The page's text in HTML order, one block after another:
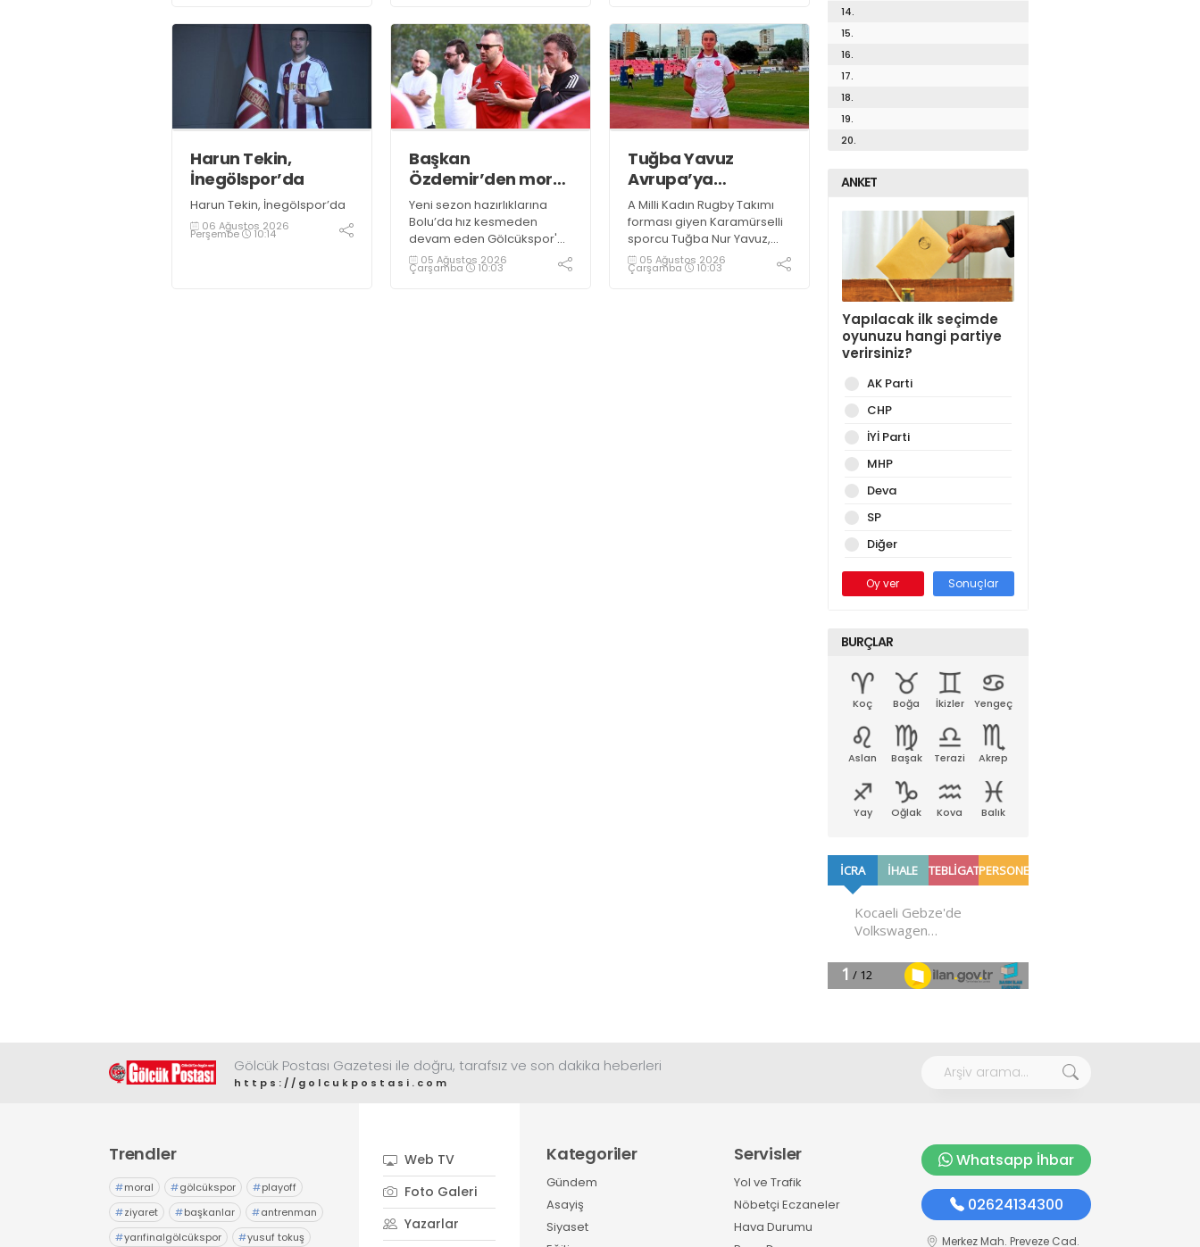
bulundu. Genç oyuncuların
gelişimine dikkat çeken
İshakoğlu, hedeflerinin
sadece sonuç almak değil,
Türk futboluna örnek
sporcular kazandırmak
olduğunu söyledi
maçında karşılaştı. Yaklaşık
100 genç futbolcunun ter
döktüğü maçların ardından
sporculara Kandıra'nın
yöresel lezzeti mancarlı
pide ve karpuz ikram edildi
Harun Tekin,
İnegölspor’da
Harun Tekin, İnegölspor’da
06 Ağustos 2026
Perşembe 10:14
Başkan
Özdemir’den moral
ziyareti
Yeni sezon hazırlıklarına
Bolu’da hız kesmeden
devam eden Gölcükspor'a,
Kulüp Başkanı Kadir
Özdemir ve Başkan
05 Ağustos 2026
Çarşamba 10:03
Tuğba Yavuz
Avrupa’ya
hazırlanıyor
A Milli Kadın Rugby Takımı
forması giyen Karamürselli
sporcu Tuğba Nur Yavuz,
Hamburg ve Split'teki
Championship Serisi’nde
05 Ağustos 2026
Çarşamba 10:03
14.
15.
16.
17.
18.
19.
20.
ANKET
Yapılacak ilk seçimde
oyunuzu hangi partiye
verirsiniz?
AK Parti
CHP
İYİ Parti
MHP
Deva
SP
Diğer
Oy ver Sonuçlar
BURÇLAR
Koç Boğa İkizler Yengeç
Aslan Başak Terazi Akrep
Yay Oğlak Kova Balık
Gölcük Postası Gazetesi ile doğru, tarafsız ve son dakika heberleri
https://golcukpostasi.com
Trendler
#moral #gölcükspor #playoff
#ziyaret #başkanlar #antrenman
#yarıfinalgölcükspor #yusuf tokuş
Web TV
Foto Galeri
Yazarlar
Kategoriler
Gündem
Asayiş
Siyaset
Servisler
Yol ve Trafik
Nöbetçi Eczaneler
Hava Durumu
Whatsapp İhbar
02624134300
Merkez Mah. Preveze Cad.